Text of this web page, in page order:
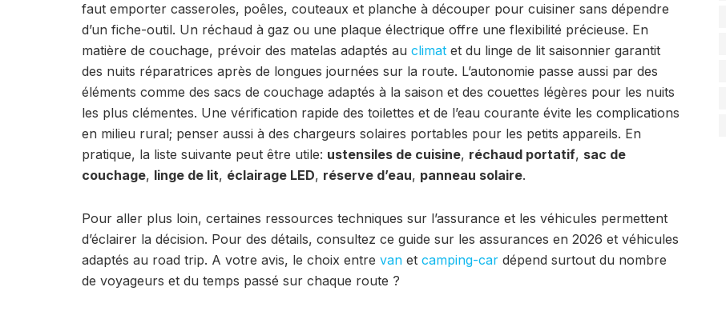
faut emporter casseroles, poêles, couteaux et planche à découper pour cuisiner sans dépendre
d’un fiche-outil. Un réchaud à gaz ou une plaque électrique offre une flexibilité précieuse. En
matière de couchage, prévoir des matelas adaptés au climat et du linge de lit saisonnier garantit
des nuits réparatrices après de longues journées sur la route. L’autonomie passe aussi par des
éléments comme des sacs de couchage adaptés à la saison et des couettes légères pour les nuits
les plus clémentes. Une vérification rapide des toilettes et de l’eau courante évite les complications
en milieu rural; penser aussi à des chargeurs solaires portables pour les petits appareils. En
pratique, la liste suivante peut être utile: ustensiles de cuisine, réchaud portatif, sac de
couchage, linge de lit, éclairage LED, réserve d’eau, panneau solaire.
Pour aller plus loin, certaines ressources techniques sur l’assurance et les véhicules permettent
d’éclairer la décision. Pour des détails, consultez ce guide sur les assurances en 2026 et véhicules
adaptés au road trip. A votre avis, le choix entre van et camping-car dépend surtout du nombre
de voyageurs et du temps passé sur chaque route ?